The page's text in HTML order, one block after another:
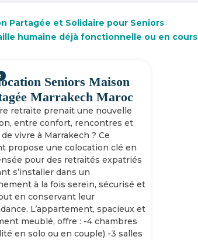
Partagée et Solidaire pour Seniors
humaine déjà fonctionnelle ou en cours
Seniors Maison
Marrakech Maroc
retraite prenait une nouvelle
entre confort, rencontres et
vivre à Marrakech ? Ce
propose une colocation clé en
pour des retraités expatriés
s’installer dans un
à la fois serein, sécurisé et
en conservant leur
L’appartement, spacieux et
meublé, offre : -4 chambres
en solo ou en couple) -3 salles